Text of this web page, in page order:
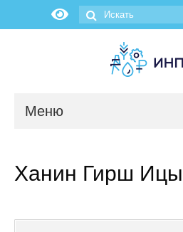
Меню
Ханин Гирш